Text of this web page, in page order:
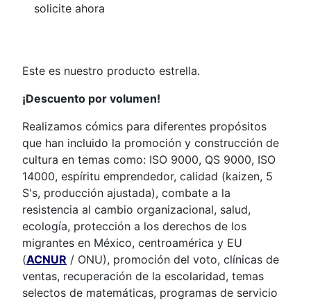
solicite ahora
Este es nuestro producto estrella.
¡Descuento por volumen!
Realizamos cómics para diferentes propósitos
que han incluido la promoción y construcción de
cultura en temas como: ISO 9000, QS 9000, ISO
14000, espíritu emprendedor, calidad (kaizen, 5
S's, producción ajustada), combate a la
resistencia al cambio organizacional, salud,
ecología, protección a los derechos de los
migrantes en México, centroamérica y EU
(ACNUR / ONU), promoción del voto, clínicas de
ventas, recuperación de la escolaridad, temas
selectos de matemáticas, programas de servicio